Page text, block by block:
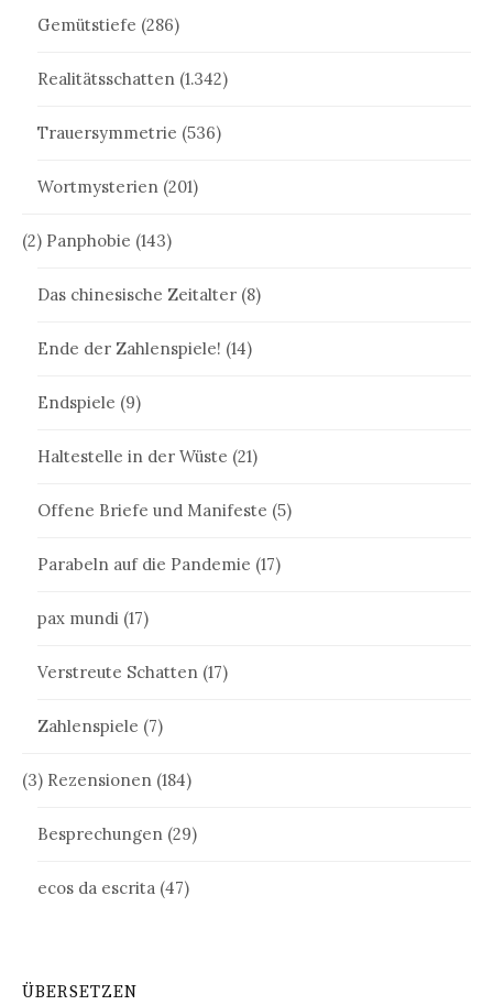
Gemütstiefe (286)
Realitätsschatten (1.342)
Trauersymmetrie (536)
Wortmysterien (201)
(2) Panphobie (143)
Das chinesische Zeitalter (8)
Ende der Zahlenspiele! (14)
Endspiele (9)
Haltestelle in der Wüste (21)
Offene Briefe und Manifeste (5)
Parabeln auf die Pandemie (17)
pax mundi (17)
Verstreute Schatten (17)
Zahlenspiele (7)
(3) Rezensionen (184)
Besprechungen (29)
ecos da escrita (47)
ÜBERSETZEN